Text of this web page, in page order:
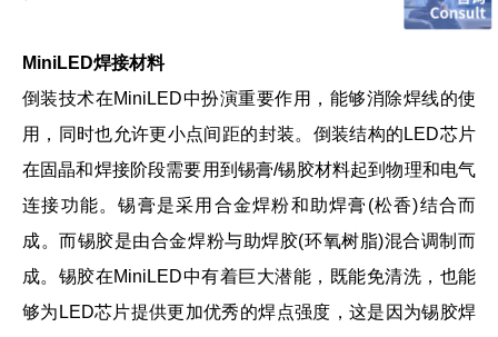
MiniLED焊接材料
倒装技术在MiniLED中扮演重要作用，能够消除焊线的使
用，同时也允许更小点间距的封装。倒装结构的LED芯片
在固晶和焊接阶段需要用到锡膏/锡胶材料起到物理和电气
连接功能。锡膏是采用合金焊粉和助焊膏(松香)结合而
成。而锡胶是由合金焊粉与助焊胶(环氧树脂)混合调制而
成。锡胶在MiniLED中有着巨大潜能，既能免清洗，也能
够为LED芯片提供更加优秀的焊点强度，这是因为锡胶焊